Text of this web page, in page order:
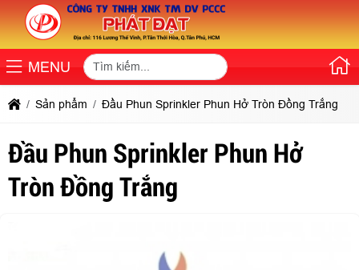
MENU
Sản phẩm Đầu Phun Sprinkler Phun Hở Tròn Đồng Trắng
Đầu Phun Sprinkler Phun Hở
Tròn Đồng Trắng